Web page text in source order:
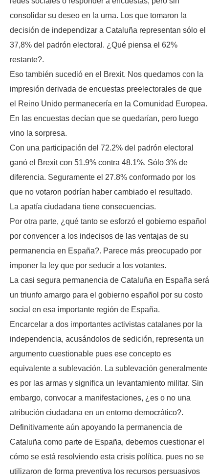
consolidar su deseo en la urna. Los que tomaron la
decisión de independizar a Cataluña representan sólo el
37,8% del padrón electoral. ¿Qué piensa el 62%
restante?.
Eso también sucedió en el Brexit. Nos quedamos con la
impresión derivada de encuestas preelectorales de que
el Reino Unido permanecería en la Comunidad Europea.
En las encuestas decían que se quedarían, pero luego
vino la sorpresa.
Con una participación del 72.2% del padrón electoral
ganó el Brexit con 51.9% contra 48.1%. Sólo 3% de
diferencia. Seguramente el 27.8% conformado por los
que no votaron podrían haber cambiado el resultado.
La apatía ciudadana tiene consecuencias.
Por otra parte, ¿qué tanto se esforzó el gobierno español
por convencer a los indecisos de las ventajas de su
permanencia en España?. Parece más preocupado por
imponer la ley que por seducir a los votantes.
La casi segura permanencia de Cataluña en España será
un triunfo amargo para el gobierno español por su costo
social en esa importante región de España.
Encarcelar a dos importantes activistas catalanes por la
independencia, acusándolos de sedición, representa un
argumento cuestionable pues ese concepto es
equivalente a sublevación. La sublevación generalmente
es por las armas y significa un levantamiento militar. Sin
embargo, convocar a manifestaciones, ¿es o no una
atribución ciudadana en un entorno democrático?.
Definitivamente aún apoyando la permanencia de
Cataluña como parte de España, debemos cuestionar el
cómo se está resolviendo esta crisis política, pues no se
utilizaron de forma preventiva los recursos persuasivos